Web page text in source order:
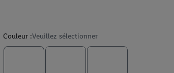
Couleur :Veuillez sélectionner